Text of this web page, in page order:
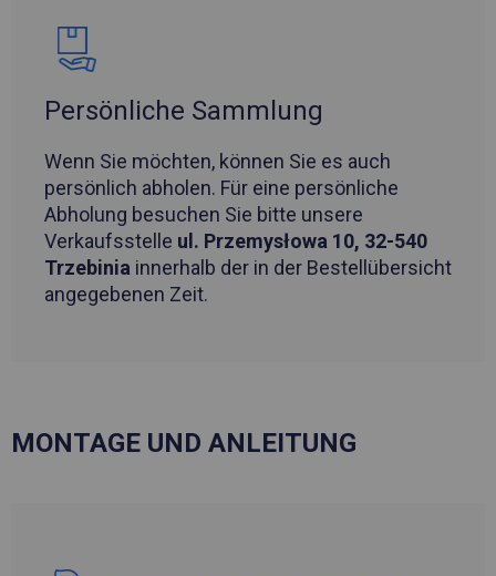
Persönliche Sammlung
Wenn Sie möchten, können Sie es auch
persönlich abholen. Für eine persönliche
Abholung besuchen Sie bitte unsere
Verkaufsstelle ul. Przemysłowa 10, 32-540
Trzebinia innerhalb der in der Bestellübersicht
angegebenen Zeit.
MONTAGE UND ANLEITUNG